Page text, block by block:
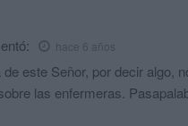
hace 6 años
de este Señor, por decir algo,
las enfermeras.